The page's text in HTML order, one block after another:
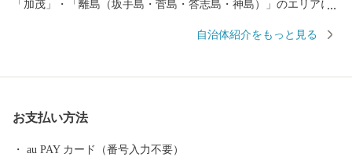
「加茂」・「離島（坂手島・菅島・答志島・神島）」のエリアに
られる海の幸、独自の自然や文化を残し、今なお受け継がれる海
世界で初めて真珠の養殖に成功した地でもあります。鳥羽市はそ
自治体紹介をもっと見る
お支払い方法
au PAY カード（番号入力不要）